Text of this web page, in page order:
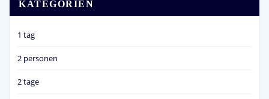
KATEGORIEN
1 tag
2 personen
2 tage